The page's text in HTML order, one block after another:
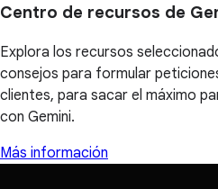
Centro de recursos de
Explora los recursos
consejos para formular
clientes, para sacar el máximo
con Gemini.
Más información